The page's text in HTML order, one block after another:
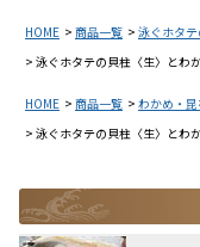
HOME 商品一覧 泳ぐホタ
泳ぐホタテの貝柱〈生〉とわ
HOME 商品一覧 わかめ・
泳ぐホタテの貝柱〈生〉とわ